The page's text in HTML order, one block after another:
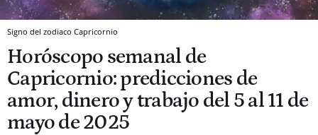
Signo del zodiaco Capricornio
Horóscopo semanal de
Capricornio: predicciones de
amor, dinero y trabajo del 5 al 11 de
mayo de 2025